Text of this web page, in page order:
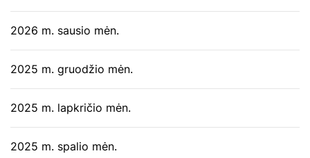
2026 m. sausio mėn.
2025 m. gruodžio mėn.
2025 m. lapkričio mėn.
2025 m. spalio mėn.